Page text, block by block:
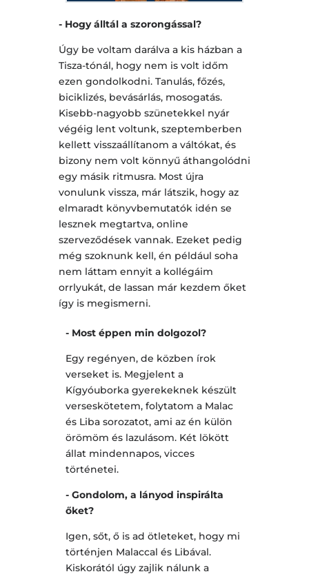
- Hogy álltál a szorongással?
Úgy be voltam darálva a kis házban a
Tisza-tónál, hogy nem is volt időm
ezen gondolkodni. Tanulás, főzés,
biciklizés, bevásárlás, mosogatás.
Kisebb-nagyobb szünetekkel nyár
végéig lent voltunk, szeptemberben
kellett visszaállítanom a váltókat, és
bizony nem volt könnyű áthangolódni
egy másik ritmusra. Most újra
vonulunk vissza, már látszik, hogy az
elmaradt könyvbemutatók idén se
lesznek megtartva, online
szerveződések vannak. Ezeket pedig
még szoknunk kell, én például soha
nem láttam ennyit a kollégáim
orrlyukát, de lassan már kezdem őket
így is megismerni.
- Most éppen min dolgozol?
Egy regényen, de közben írok
verseket is. Megjelent a
Kígyóuborka gyerekeknek készült
verseskötetem, folytatom a Malac
és Liba sorozatot, ami az én külön
örömöm és lazulásom. Két lökött
állat mindennapos, vicces
történetei.
- Gondolom, a lányod inspirálta
őket?
Igen, sőt, ő is ad ötleteket, hogy mi
történjen Malaccal és Libával.
Kiskorától úgy zajlik nálunk a